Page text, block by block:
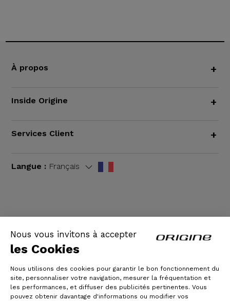
Nous vous invitons à accepter
les Cookies
Nous utilisons des cookies pour garantir le bon fonctionnement du
site, personnaliser votre navigation, mesurer la fréquentation et
les performances, et diffuser des publicités pertinentes. Vous
pouvez obtenir davantage d'informations ou modifier vos
À propos +
Inside Origine +
Services Client +
Langue : Français